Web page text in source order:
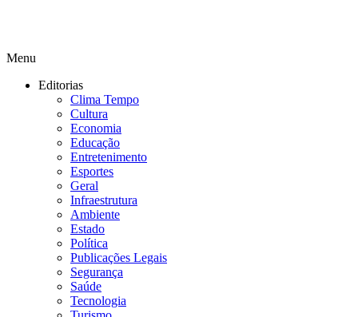
Menu
Editorias
Clima Tempo
Cultura
Economia
Educação
Entretenimento
Esportes
Geral
Infraestrutura
Ambiente
Estado
Política
Publicações Legais
Segurança
Saúde
Tecnologia